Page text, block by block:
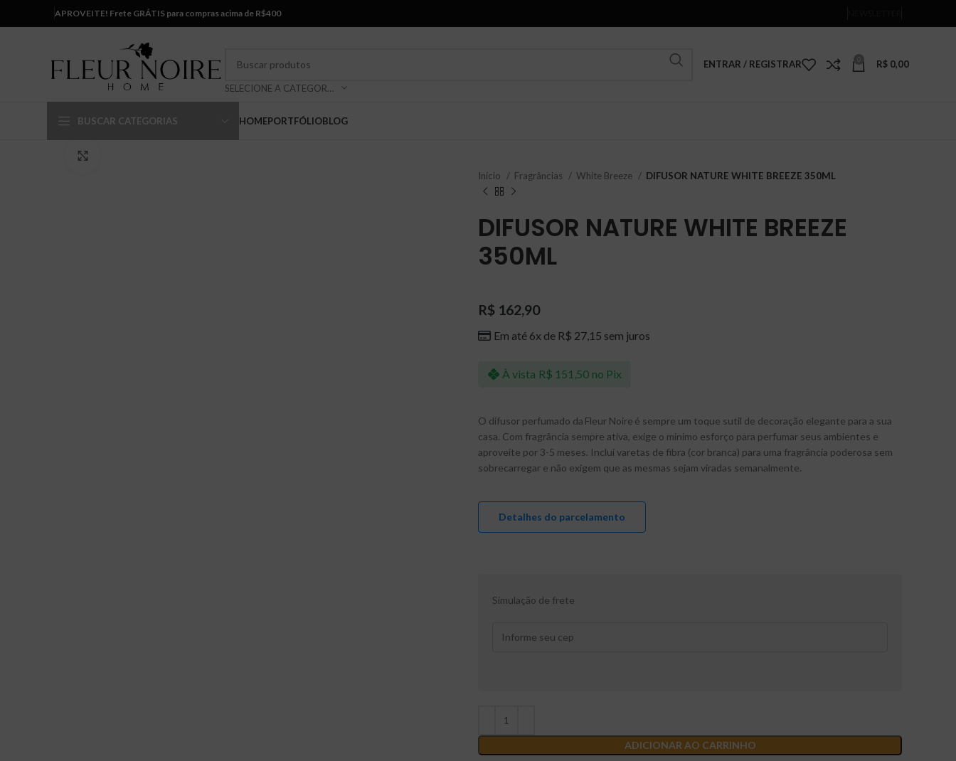
APROVEITE! Frete GRÁTIS para compras acima de R$400
SELECIONE A CATEGORIA
ENTRAR / REGISTRAR R$ 0,00
BUSCAR CATEGORIAS HOMEPORTFÓLIOBLOG
Início Fragrâncias White Breeze DIFUSOR NATURE WHITE BREEZE 350ML
DIFUSOR NATURE WHITE BREEZE
350ML
R$ 162,90
Em até 6x de R$ 27,15 sem juros
À vista R$ 151,50 no Pix
O difusor perfumado da Fleur Noire é sempre um toque sutil de decoração elegante para a sua
casa. Com fragrância sempre ativa, exige o mínimo esforço para perfumar seus ambientes e
aproveite por 3-5 meses. Inclui varetas de fibra (cor branca) para uma fragrância poderosa sem
sobrecarregar e não exigem que as mesmas sejam viradas semanalmente.
Detalhes do parcelamento
Simulação de frete
ADICIONAR AO CARRINHO